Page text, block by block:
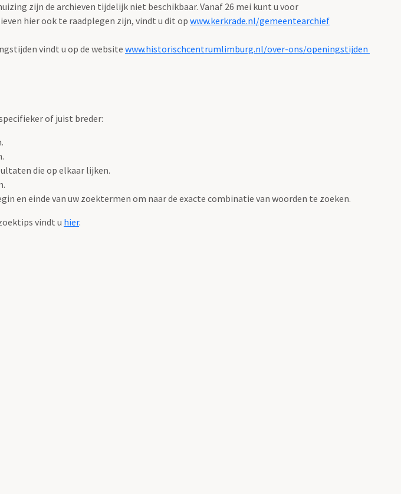
zijn de archieven tijdelijk niet beschikbaar. Vanaf 26 mei kunt u voor
hier ook te raadplegen zijn, vindt u dit op www.kerkrade.nl/gemeentearchief
vindt u op de website www.historischcentrumlimburg.nl/over-ons/openingstijden
of juist breder:
die op elkaar lijken.
en einde van uw zoektermen om naar de exacte combinatie van woorden te zoeken.
vindt u hier.